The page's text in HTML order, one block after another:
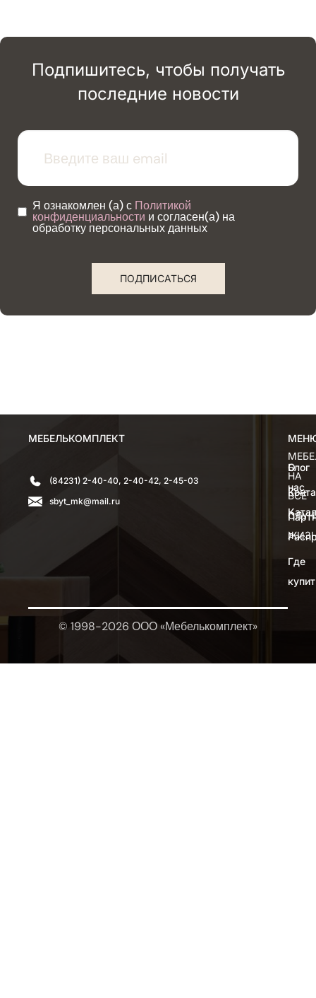
Подпишитесь, чтобы получать
последние новости
Я ознакомлен (а) с Политикой
конфиденциальности и согласен(а) на
обработку персональных данных
ПОДПИСАТЬСЯ
МЕБЕЛЬКОМПЛЕКТ
(84231) 2-40-40, 2-40-42, 2-45-03
sbyt_mk@mail.ru
О
нас
Где
Блог
НА
ВСЕ
© 1998-2026 ООО «Мебелькомплект»